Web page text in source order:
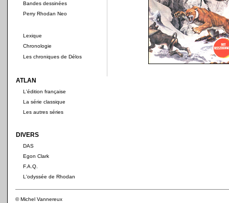
Bandes dessinées
Perry Rhodan Neo
Lexique
Chronologie
Les chroniques de Délos
ATLAN
L'édition française
La série classique
Les autres séries
DIVERS
DAS
Egon Clark
F.A.Q.
L'odyssée de Rhodan
© Michel Vannereux